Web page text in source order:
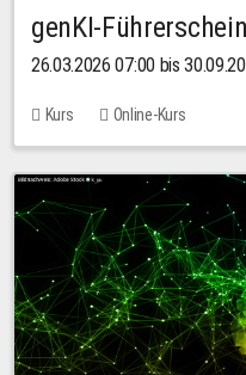
genKI-
26.03.2026 07:00 bis
Kurs Online-Kurs